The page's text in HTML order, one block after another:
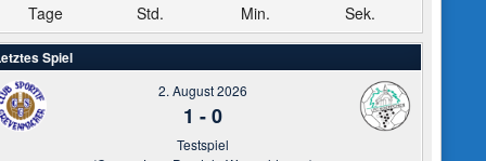
Tage Std. Min. Sek.
Spiel
2. August 2026
1 -0
Testspiel